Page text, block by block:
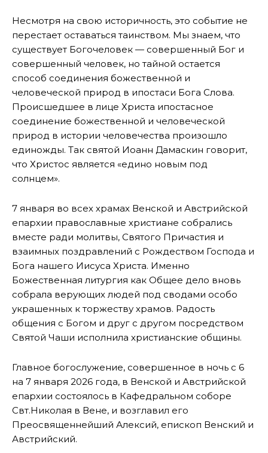
Несмотря на свою историчность, это событие не
перестает оставаться таинством. Мы знаем, что
существует Богочеловек — совершенный Бог и
совершенный человек, но тайной остается
способ соединения божественной и
человеческой природ в ипостаси Бога Слова.
Происшедшее в лице Христа ипостасное
соединение божественной и человеческой
природ в истории человечества произошло
единожды. Так святой Иоанн Дамаскин говорит,
что Христос является «едино новым под
солнцем».
7 января во всех храмах Венской и Австрийской
епархии православные христиане собрались
вместе ради молитвы, Святого Причастия и
взаимных поздравлений с Рождеством Господа и
Бога нашего Иисуса Христа. Именно
Божественная литургия как Общее дело вновь
собрала верующих людей под сводами особо
украшенных к торжеству храмов. Радость
общения с Богом и друг с другом посредством
Святой Чаши исполнила христианские общины.
Главное богослужение, совершенное в ночь с 6
на 7 января 2026 года, в Венской и Австрийской
епархии состоялось в Кафедральном соборе
Свт.Николая в Вене, и возглавил его
Преосвященнейший Алексий, епископ Венский и
Австрийский.